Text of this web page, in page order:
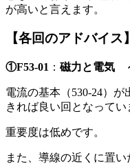
が高いと言えます。
【各回のアドバイス】
①F53-01 ： 磁力と電気
電流の基本（530-24）
きれば良い回となってい
重要度は低めです。
また、導線の近くに置